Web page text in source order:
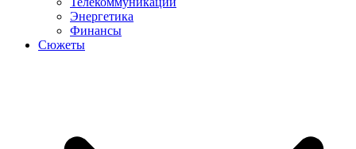
Энергетика
Финансы
Сюжеты